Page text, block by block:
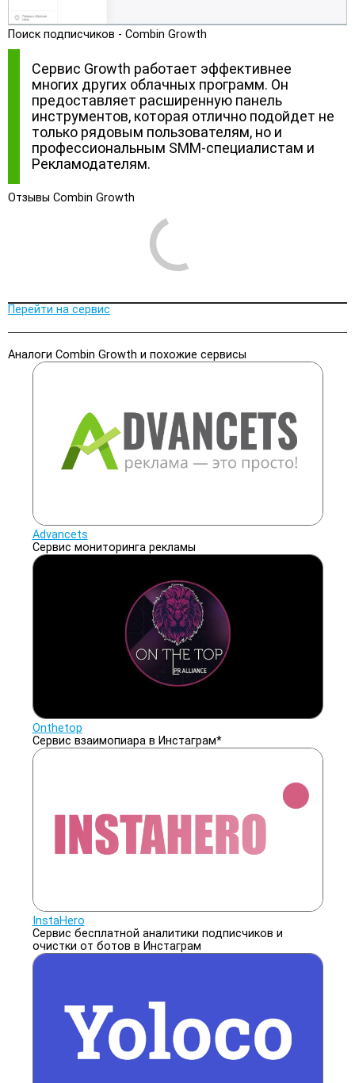
Поиск подписчиков - Combin Growth
Сервис Growth работает эффективнее
многих других облачных программ. Он
предоставляет расширенную панель
инструментов, которая отлично подойдет не
только рядовым пользователям, но и
профессиональным SMM-специалистам и
Рекламодателям.
Отзывы Combin Growth
Перейти на сервис
Аналоги Combin Growth и похожие сервисы
Advancets
Сервис мониторинга рекламы
Onthetop
Сервис взаимопиара в Инстаграм*
InstaHero
Сервис бесплатной аналитики подписчиков и
очистки от ботов в Инстаграм